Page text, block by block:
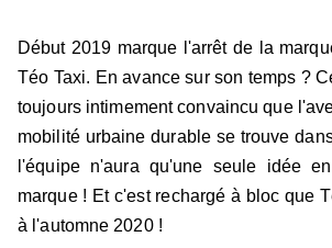
Début 2019 marque l'arrêt de la
Téo Taxi. En avance sur son temps ?
toujours intimement convaincu que
mobilité urbaine durable se trouve
l'équipe n'aura qu'une seule idée
marque ! Et c'est rechargé à bloc que
à l'automne 2020 !